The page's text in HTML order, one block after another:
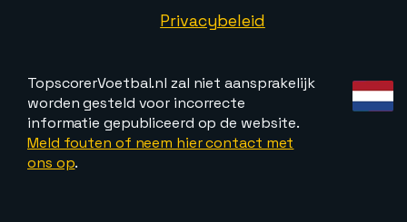
Privacybeleid
TopscorerVoetbal.nl zal niet aansprakelijk
worden gesteld voor incorrecte
informatie gepubliceerd op de website.
Meld fouten of neem hier contact met
ons op.